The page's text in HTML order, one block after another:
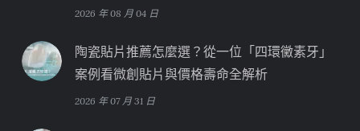
2026 年 08 月 04 日
陶瓷貼片推薦怎麼選？從一位「四環黴素牙」
案例看微創貼片與價格壽命全解析
2026 年 07 月 31 日